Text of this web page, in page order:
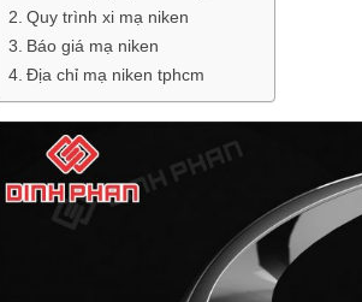
Quy trình xi mạ niken
Báo giá mạ niken
Địa chỉ mạ niken tphcm